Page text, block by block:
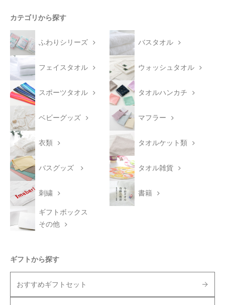
カテゴリから探す
ふわりシリーズ バスタオル
フェイスタオル ウォッシュタオル
スポーツタオル タオルハンカチ
ベビーグッズ マフラー
衣類 タオルケット類
バスグッズ タオル雑貨
刺繍 書籍
ギフトボックス
その他
ギフトから探す
おすすめギフトセット